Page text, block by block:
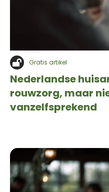
Gratis artikel
Nederlandse
rouwzorg, maar
vanzelfsprekend